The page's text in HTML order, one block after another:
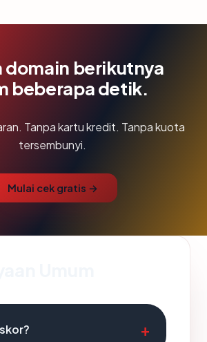
domain berikutnya
beberapa detik.
Tanpa kartu kredit. Tanpa kuota
tersembunyi.
Mulai cek gratis →